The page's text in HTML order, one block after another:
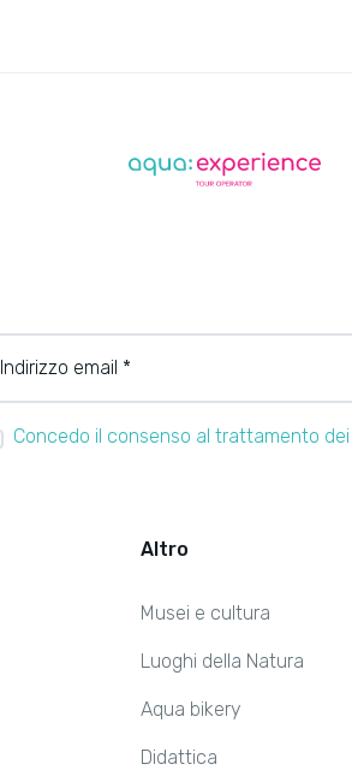
Indirizzo email *
Concedo il consenso al trattamento
Altro
Musei e cultura
Luoghi della Natura
Aqua bikery
Didattica